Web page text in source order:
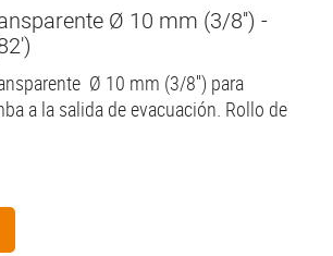
Ø 10 mm (3/8'') -
Ø 10 mm (3/8'') para
a la salida de evacuación. Rollo de